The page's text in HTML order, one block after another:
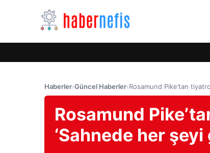
Haberler›Güncel Haberler›Rosamund Pike’tan
Rosamund
‘Sahnede her